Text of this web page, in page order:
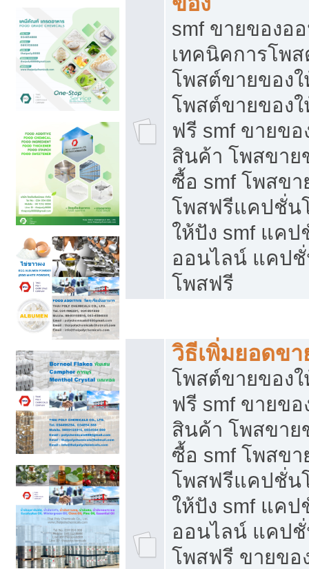
smf ขายของอ
เทคนิคการโพ
โพสต์ขายของ
โพสต์ขายของ
ฟรี smf ขายข
สินค้า โพสขาย
ซื้อ smf โพสข
โพสฟรีแคปชั่น
ให้ปัง smf แค
ออนไลน์ แคป
โพสฟรี
วิธีเพิ่มยอดข
โพสต์ขายของ
ฟรี smf ขายข
สินค้า โพสขาย
ซื้อ smf โพสข
โพสฟรีแคปชั่น
ให้ปัง smf แค
ออนไลน์ แคป
โพสฟรี ขายขอ